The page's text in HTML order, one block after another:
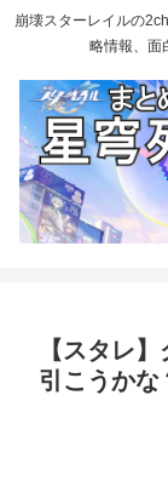
崩壊スターレイルの
略情報、面
【スタレ
引こうかな